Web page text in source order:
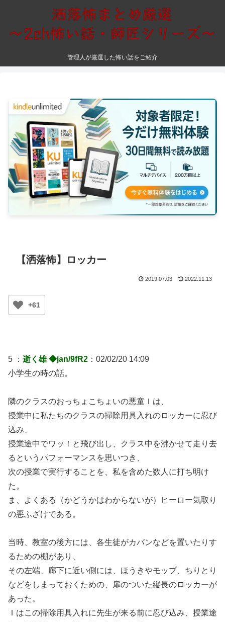
管理人が厳選した怖い話をご紹介
【洒落怖】ロッカー
2019.07.03 2022.11.13
+61
5 ： 逝く雄 ◆jan/9fR2 ：02/02/20 14:09
小学生の時の話。
隣のクラスのおっちょこちょいの悪童Ｉは、
授業中に私たちのクラスの掃除用具入れのロッカーに忍び
込み、
授業途中でワッ！と飛び出し、クラス中を沸かせて走り去
るというパフォーマンスを思いつき、
次の授業で実行することを、私を含めた数人に打ち明け
た。
ま、よくある（かどうかはわからないが）ヒーロー気取り
の悪ふざけである。
当時、教室の後方には、各生徒がカバンなどを置いたりす
るための棚があり、
その左端、廊下に近い側には、ほうきやモップ、ちりとり
などをしまっておくための、扉のついた縦長のロッカーが
あった。
Ｉはこの掃除用具入れに先生が来る前に忍び込み、授業途